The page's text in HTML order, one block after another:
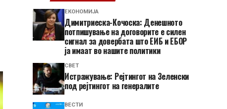
ЕКОНОМИЈА
Димитриеска-Кочоска: Денешното
потпишување на договорите е силен
сигнал за довербата што ЕИБ и ЕБОР
ја имаат во нашите политики
СВЕТ
Истражување: Рејтингот на Зеленски
под рејтингот на генералите
ВЕСТИ